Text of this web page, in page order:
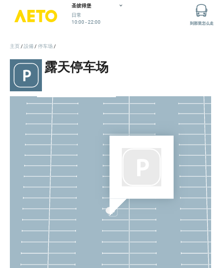
圣彼得堡
日常
10:00 - 22:00
到那里怎么走
停车场
主页 設備 停车场